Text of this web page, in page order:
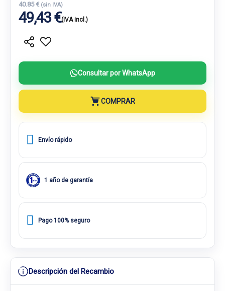
40.85 € (sin IVA)
49,43 €(IVA incl.)
Consultar por WhatsApp
COMPRAR
Envío rápido
1 año de garantía
Pago 100% seguro
Descripción del Recambio